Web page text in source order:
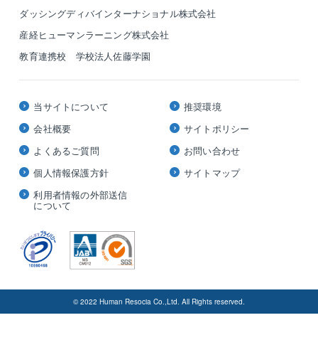
ダッシングディバインターナショナル株式会社
産経ヒューマンラーニング株式会社
教育連携校 学校法人佐藤学園
当サイトについて
会社概要
よくあるご質問
個人情報保護方針
利用者情報の外部送信
について
推奨環境
サイトポリシー
お問い合わせ
サイトマップ
© 2022 Human Resocia Co.,Ltd. All Rights reserved.